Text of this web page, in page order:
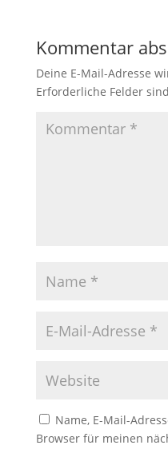
Kommentar
Deine E-Mail-Adresse
Erforderliche Felder
Name, E-Mail-
Browser für meinen